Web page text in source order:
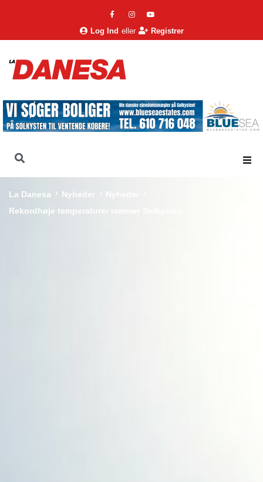
Log Ind eller Registrer
La Danesa Nyheder
Rekordhøje temperaturer rammer Solkysten